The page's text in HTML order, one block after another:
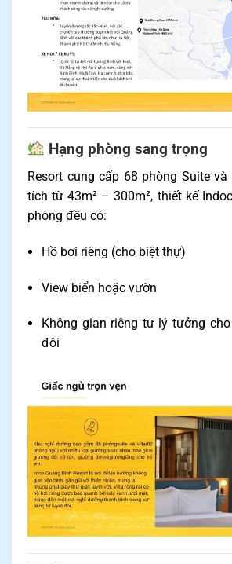
Hạng phòng sang trọng
Resort cung cấp 68 phòng Suite
tích từ 43m² – 300m², thiết kế
phòng đều có:
Hồ bơi riêng (cho biệt thự)
View biển hoặc vườn
Không gian riêng tư lý tưởng
đôi